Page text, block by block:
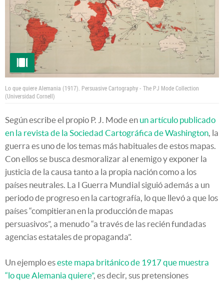
Lo que quiere Alemania (1917). Persuasive Cartography - The PJ Mode Collection
(Universidad Cornell)
Según escribe el propio P. J. Mode en un artículo publicado
en la revista de la Sociedad Cartográfica de Washington, la
guerra es uno de los temas más habituales de estos mapas.
Con ellos se busca desmoralizar al enemigo y exponer la
justicia de la causa tanto a la propia nación como a los
países neutrales. La I Guerra Mundial siguió además a un
periodo de progreso en la cartografía, lo que llevó a que los
países “compitieran en la producción de mapas
persuasivos”, a menudo “a través de las recién fundadas
agencias estatales de propaganda”.
Un ejemplo eseste mapa británico de 1917 que muestra
“lo que Alemania quiere”, es decir, sus pretensiones